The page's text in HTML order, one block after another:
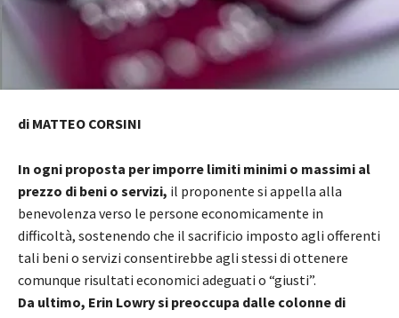
di MATTEO CORSINI
In ogni proposta per imporre limiti minimi o massimi al
prezzo di beni o servizi, il proponente si appella alla
benevolenza verso le persone economicamente in
difficoltà, sostenendo che il sacrificio imposto agli offerenti
tali beni o servizi consentirebbe agli stessi di ottenere
comunque risultati economici adeguati o “giusti”.
Da ultimo, Erin Lowry si preoccupa dalle colonne di